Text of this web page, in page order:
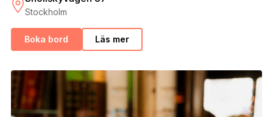
Stockholm
Boka bord Läs mer